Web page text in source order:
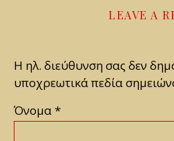
LEAVE A
Η ηλ. διεύθυνση σας δεν
υποχρεωτικά πεδία
Όνομα*